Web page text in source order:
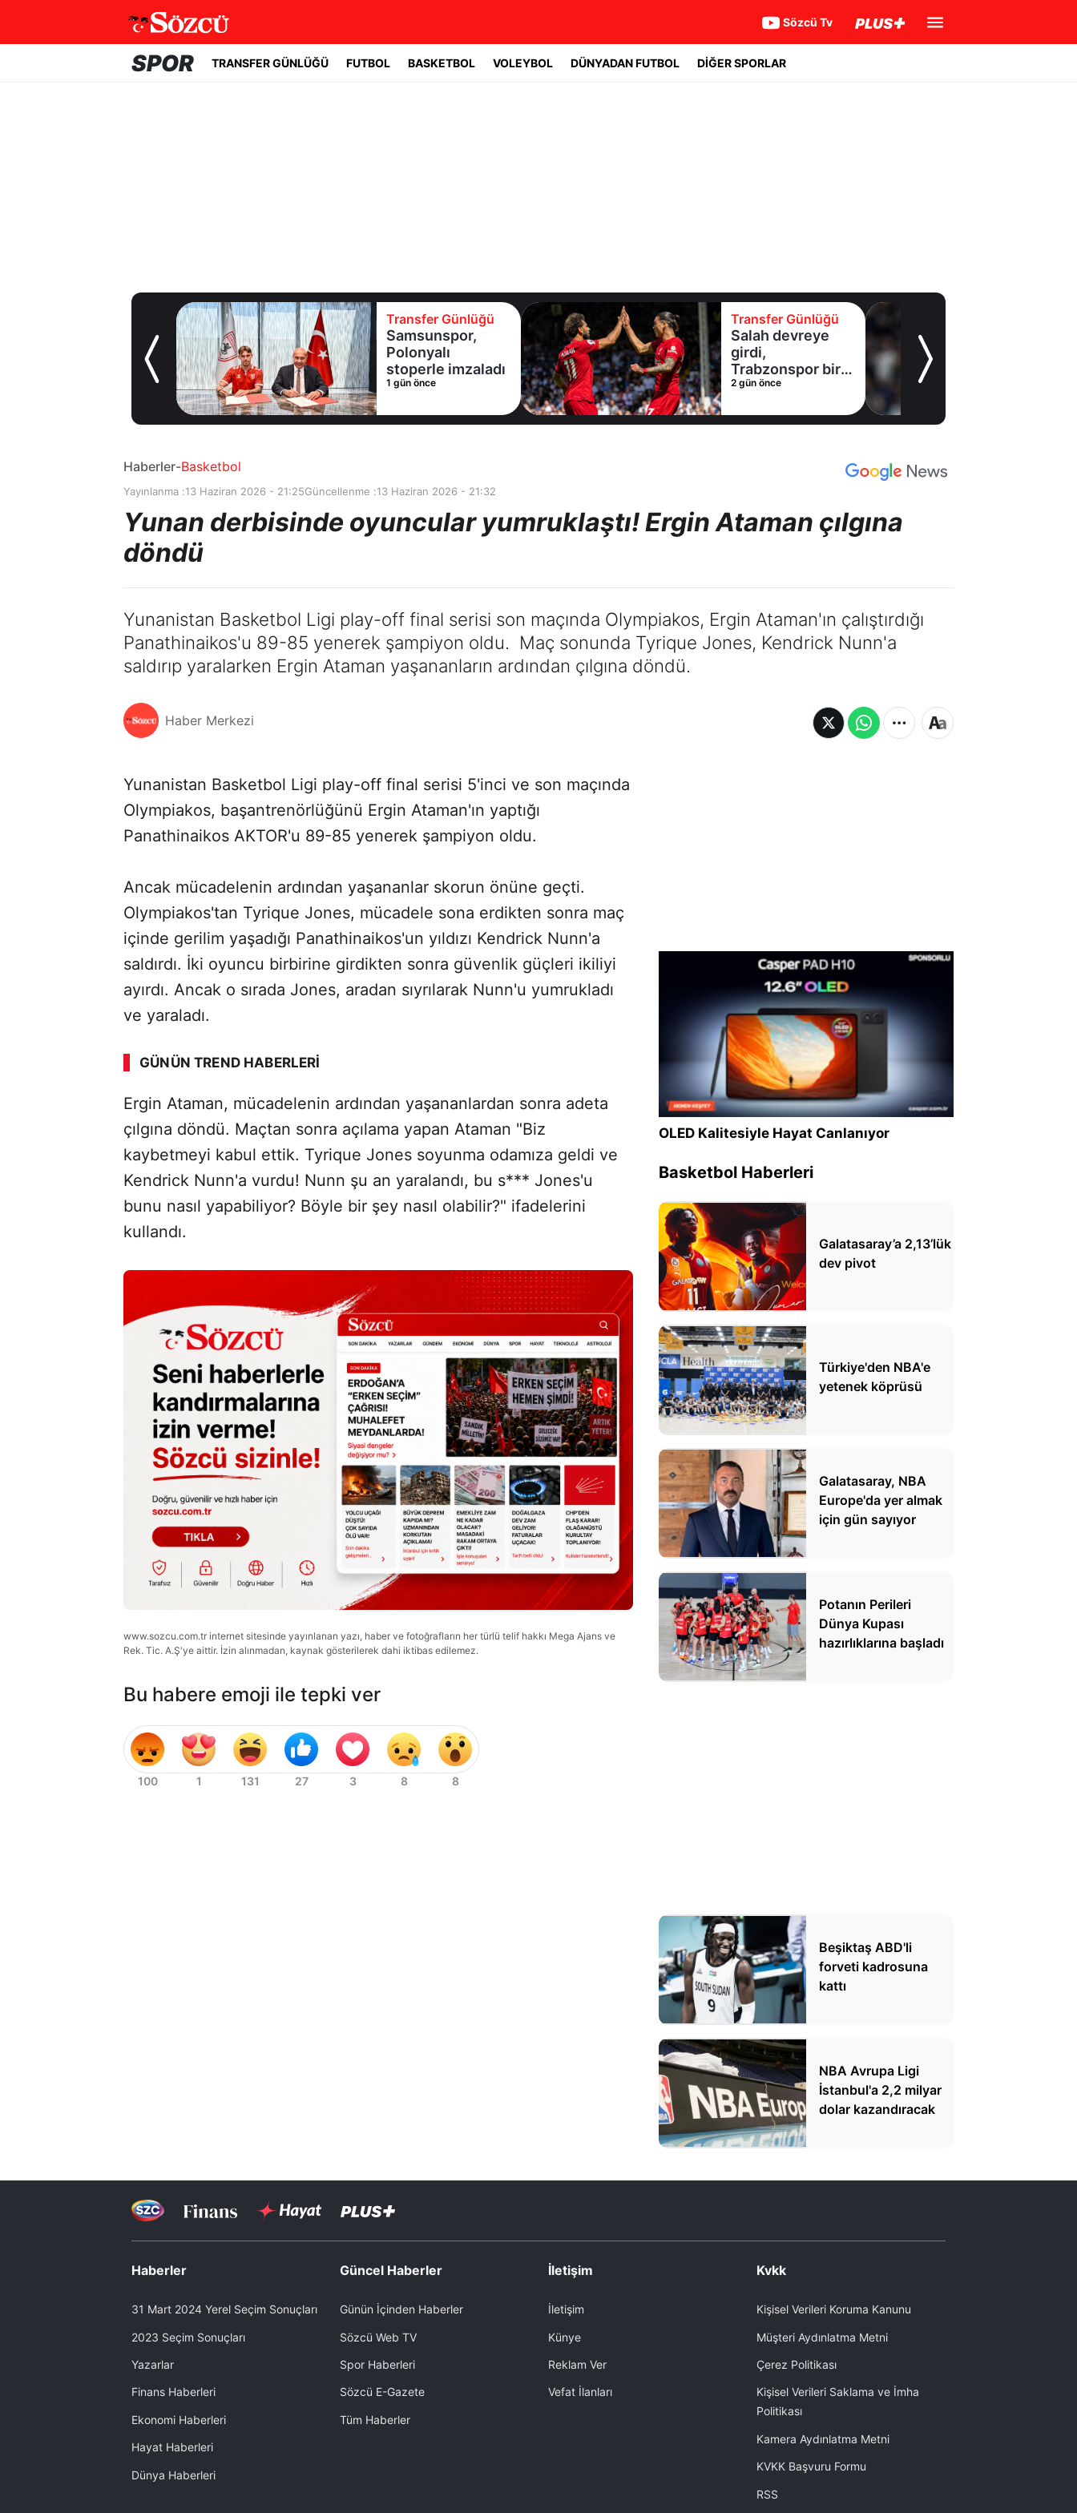
Sözcü Tv
SPOR TRANSFER GÜNLÜĞÜ FUTBOL BASKETBOL VOLEYBOL DÜNYADAN FUTBOL DİĞER SPORLAR
Arsenal'de buldu
Transfer Günlüğü
Samsunspor,
Polonyalı
stoperle imzaladı
1 gün önce
Transfer Günlüğü
Salah devreye
girdi,
Trabzonspor bir
yıldızı daha bitirdi
2 gün önce
Haberler-Basketbol
Yayınlanma :13 Haziran 2026 - 21:25Güncellenme :13 Haziran 2026 - 21:32
Yunan derbisinde oyuncular yumruklaştı! Ergin Ataman çılgına
döndü
Yunanistan Basketbol Ligi play-off final serisi son maçında Olympiakos, Ergin Ataman'ın çalıştırdığı
Panathinaikos'u 89-85 yenerek şampiyon oldu. Maç sonunda Tyrique Jones, Kendrick Nunn'a
saldırıp yaralarken Ergin Ataman yaşananların ardından çılgına döndü.
Haber Merkezi
Yunanistan Basketbol Ligi play-off final serisi 5'inci ve son maçında
Olympiakos, başantrenörlüğünü Ergin Ataman'ın yaptığı
Panathinaikos AKTOR'u 89-85 yenerek şampiyon oldu.
Ancak mücadelenin ardından yaşananlar skorun önüne geçti.
Olympiakos'tan Tyrique Jones, mücadele sona erdikten sonra maç
içinde gerilim yaşadığı Panathinaikos'un yıldızı Kendrick Nunn'a
saldırdı. İki oyuncu birbirine girdikten sonra güvenlik güçleri ikiliyi
ayırdı. Ancak o sırada Jones, aradan sıyrılarak Nunn'u yumrukladı
ve yaraladı.
GÜNÜN TREND HABERLERI
Ergin Ataman, mücadelenin ardından yaşananlardan sonra adeta
çılgına döndü. Maçtan sonra açılama yapan Ataman "Biz
kaybetmeyi kabul ettik. Tyrique Jones soyunma odamıza geldi ve
Kendrick Nunn'a vurdu! Nunn şu an yaralandı, bu s*** Jones'u
bunu nasıl yapabiliyor? Böyle bir şey nasıl olabilir?" ifadelerini
kullandı.
www.sozcu.com.tr internet sitesinde yayınlanan yazı, haber ve fotoğrafların her türlü telif hakkı Mega Ajans ve
Rek. Tic. A.Ş'ye aittir. İzin alınmadan, kaynak gösterilerek dahi iktibas edilemez.
Bu habere emoji ile tepki ver
OLED Kalitesiyle Hayat Canlanıyor
Basketbol Haberleri
Galatasaray’a 2,13’lük
dev pivot
Türkiye'den NBA'e
yetenek köprüsü
Galatasaray, NBA
Europe'da yer almak
için gün sayıyor
Potanın Perileri
Dünya Kupası
hazırlıklarına başladı
Beşiktaş ABD'li
forveti kadrosuna
kattı
NBA Avrupa Ligi
İstanbul'a 2,2 milyar
dolar kazandıracak
Haberler
31 Mart 2024 Yerel Seçim Sonuçları
2023 Seçim Sonuçları
Yazarlar
Finans Haberleri
Ekonomi Haberleri
Hayat Haberleri
Dünya Haberleri
Güncel Haberler
Günün İçinden Haberler
Sözcü Web TV
Spor Haberleri
Sözcü E-Gazete
Tüm Haberler
İletişim
İletişim
Künye
Reklam Ver
Vefat İlanları
Kvkk
Kişisel Verileri Koruma Kanunu
Müşteri Aydınlatma Metni
Çerez Politikası
Kişisel Verileri Saklama ve İmha
Politikası
Kamera Aydınlatma Metni
KVKK Başvuru Formu
RSS